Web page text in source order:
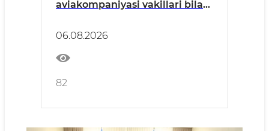
aviakompaniyasi vakillari bilan
06.08.2026
82